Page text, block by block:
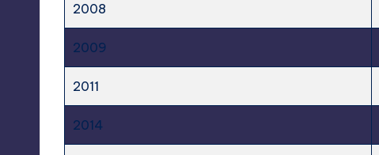
2008
2009
2011
2014